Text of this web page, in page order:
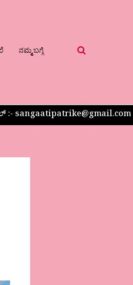
ನಮ್ಮ ಬಗ್ಗೆ
:- sangaatipatrike@gmail.com